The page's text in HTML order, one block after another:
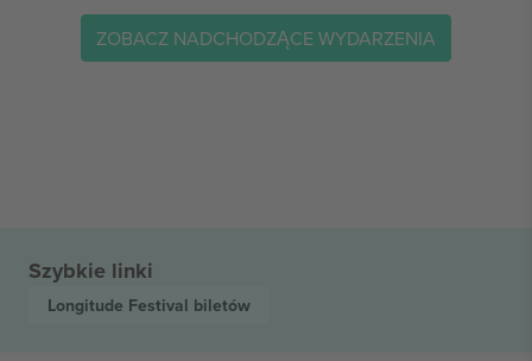
ZOBACZ NADCHODZĄCE WYDARZENIA
Szybkie linki
Longitude Festival biletów